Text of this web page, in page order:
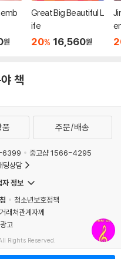
원
Great Big Beautiful L
ife
20% 16,560원
책
품 주문/배송
6399
중고샵 1566-4295
상담
정보
청소년보호정책
거래처관계자께
광고
Rights Reserved.